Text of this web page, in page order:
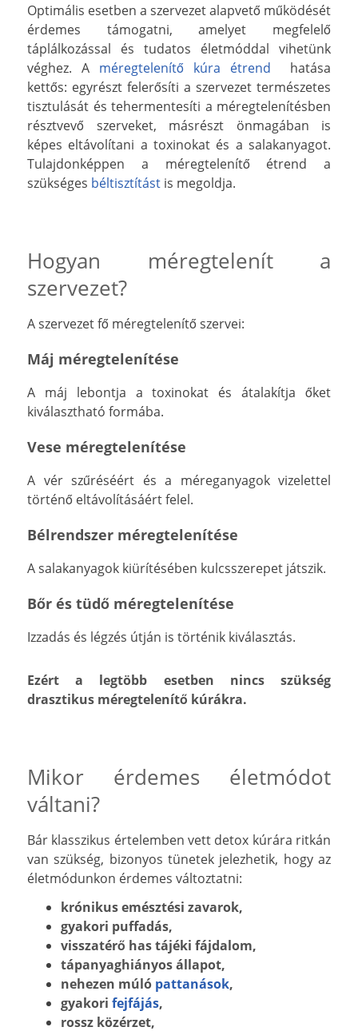
Optimális esetben a szervezet alapvető működését
érdemes támogatni, amelyet megfelelő
táplálkozással és tudatos életmóddal vihetünk
véghez. A méregtelenítő kúra étrend
hatása
kettős: egyrészt felerősíti a szervezet természetes
tisztulását és tehermentesíti a méregtelenítésben
résztvevő szerveket, másrészt önmagában is
képes eltávolítani a toxinokat és a salakanyagot.
Tulajdonképpen a méregtelenítő étrend a
szükséges béltisztítást is megoldja.
Hogyan méregtelenít a
szervezet?
A szervezet fő méregtelenítő szervei:
Máj méregtelenítése
A máj lebontja a toxinokat és átalakítja őket
kiválasztható formába.
Vese méregtelenítése
A vér szűréséért és a méreganyagok vizelettel
történő eltávolításáért felel.
Bélrendszer méregtelenítése
A salakanyagok kiürítésében kulcsszerepet játszik.
Bőr és tüdő méregtelenítése
Izzadás és légzés útján is történik kiválasztás.
Ezért a legtöbb esetben nincs szükség
drasztikus méregtelenítő kúrákra.
Mikor érdemes életmódot
váltani?
Bár klasszikus értelemben vett detox kúrára ritkán
van szükség, bizonyos tünetek jelezhetik, hogy az
életmódunkon érdemes változtatni:
krónikus emésztési zavarok,
gyakori puffadás,
visszatérő has tájéki fájdalom,
tápanyaghiányos állapot,
nehezen múló pattanások,
gyakori fejfájás,
rossz közérzet,